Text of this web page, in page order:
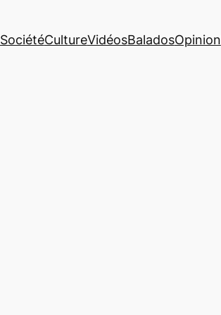
SociétéCultureVidéosBaladosOpinion